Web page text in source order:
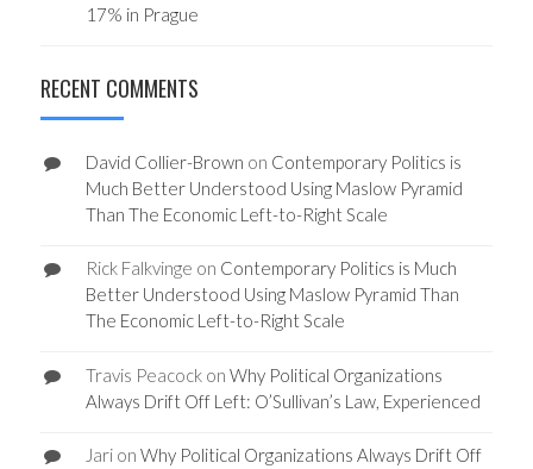
17% in Prague
RECENT COMMENTS
David Collier-Brown on Contemporary Politics is
Much Better Understood Using Maslow Pyramid
Than The Economic Left-to-Right Scale
Rick Falkvinge on Contemporary Politics is Much
Better Understood Using Maslow Pyramid Than
The Economic Left-to-Right Scale
Travis Peacockon Why Political Organizations
Always Drift Off Left: O’Sullivan’s Law, Experienced
Jarion Why Political Organizations Always Drift Off